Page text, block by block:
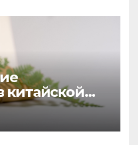
китайской
усталости